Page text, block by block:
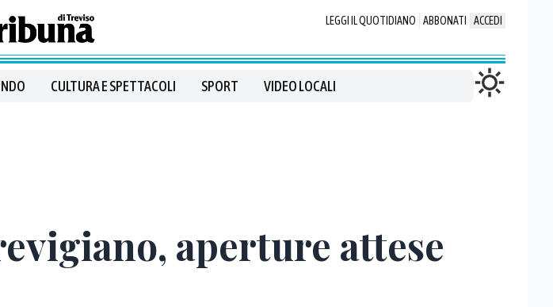
LEGGI IL QUOTIDIANO ABBONATI ACCEDI
CULTURA E SPETTACOLI SPORT VIDEO LOCALI
aperture attese